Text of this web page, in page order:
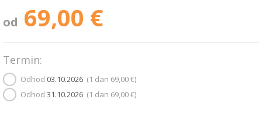
od 69,00 €
Termin:
Odhod 03.10.2026 (1 dan 69,00 €)
Odhod 31.10.2026 (1 dan 69,00 €)